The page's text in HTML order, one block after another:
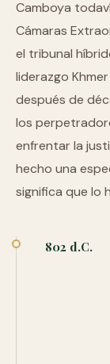
Camboya
Cámaras
el tribunal
liderazgo
después de
los
enfrentar la
hecho una
significa que lo
802 d.C.